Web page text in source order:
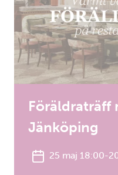
Föräldraträff
Jänköping
25 maj 18:00-